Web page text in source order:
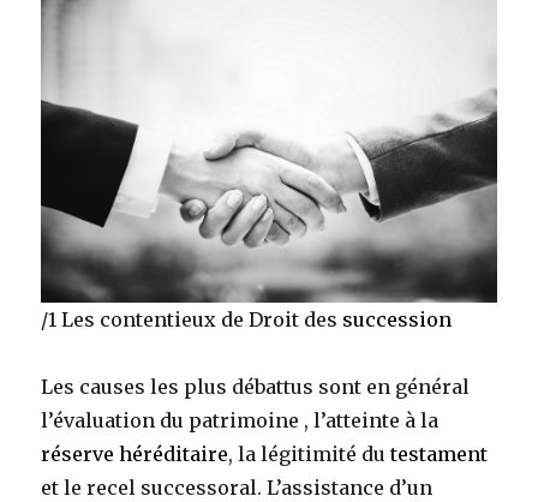
/1 Les contentieux de Droit des succession
Les causes les plus débattus sont en général
l’évaluation du patrimoine , l’atteinte à la
réserve héréditaire, la légitimité dutestament
et le recel successoral. L’assistance d’un